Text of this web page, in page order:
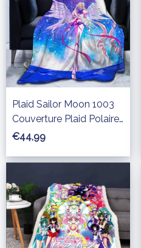
Plaid Sailor Moon 1003
Couverture Plaid Polaire
Plaid Canapé
€44,99